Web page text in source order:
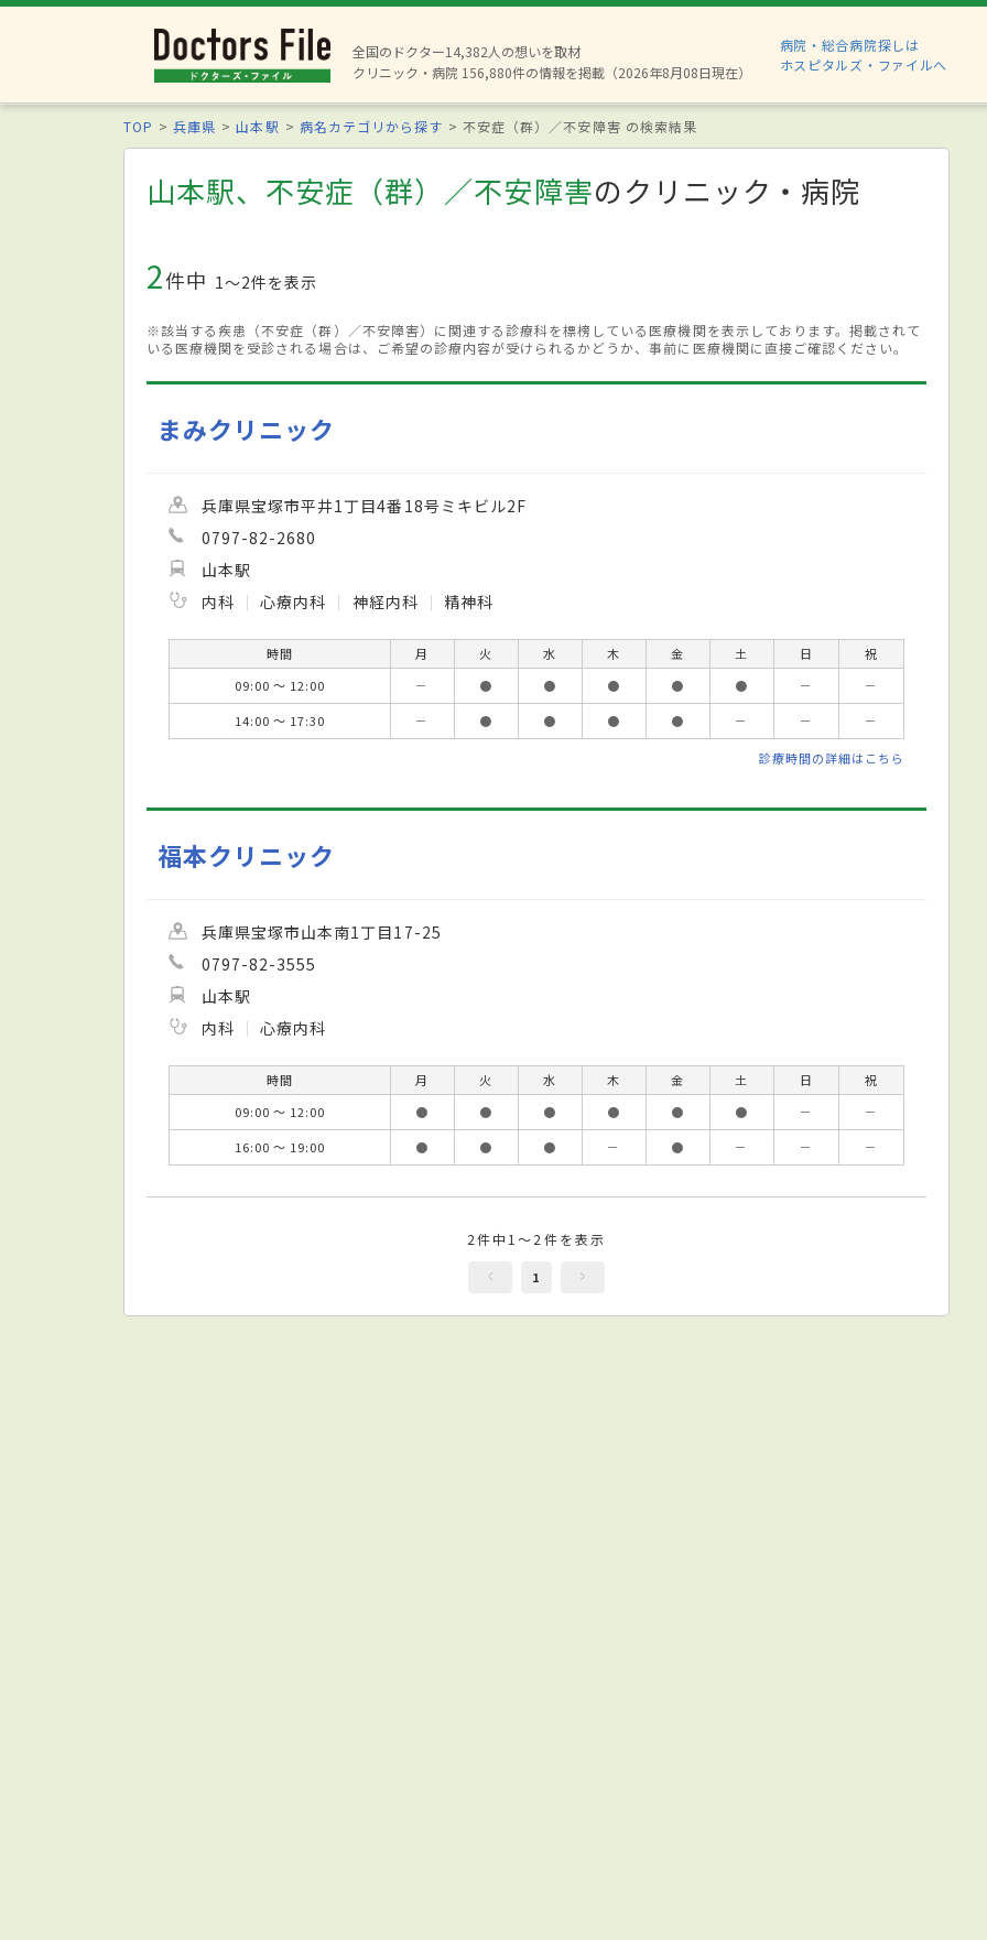
全国のドクター14,382人の想いを取材
クリニック・病院 156,880件の情報を掲載（2026年8月08日現在）
病院・総合病院探しは
ホスピタルズ・ファイルへ
TOP 兵庫県 山本駅 病名カテゴリから探す 不安症（群）／不安障害 の検索結果
山本駅、不安症（群）／不安障害のクリニック・病院
2件中 1〜2件を表示
※該当する疾患（不安症（群）／不安障害）に関連する診療科を標榜している医療機関を表示しております。掲載されて
いる医療機関を受診される場合は、ご希望の診療内容が受けられるかどうか、事前に医療機関に直接ご確認ください。
まみクリニック
兵庫県宝塚市平井1丁目4番18号ミキビル2F
0797-82-2680
山本駅
内科
心療内科 神経内科 精神科
時間 月 火 水 木 金 土 日
祝
09:00 ～ 12:00
－ ● ● ● ● ● －
－
14:00 ～ 17:30
－ ● ● ● ● － － －
診療時間の詳細はこちら
福本クリニック
兵庫県宝塚市山本南1丁目17-25
0797-82-3555
山本駅
内科
心療内科
時間 月 火 水 木 金 土 日
祝
09:00 ～ 12:00
● ● ● ● ● ● －
－
16:00 ～ 19:00
● ● ● － ● － － －
2件中1～2件を表示
1